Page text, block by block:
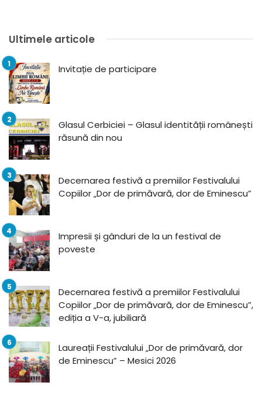
Ultimele articole
Invitație de participare
Glasul Cerbiciei – Glasul identității românești
răsună din nou
Decernarea festivă a premiilor Festivalului
Copiilor „Dor de primăvară, dor de Eminescu”
Impresii și gânduri de la un festival de
poveste
Decernarea festivă a premiilor Festivalului
Copiilor „Dor de primăvară, dor de Eminescu”,
ediția a V-a, jubiliară
Laureații Festivalului „Dor de primăvară, dor
de Eminescu” – Mesici 2026